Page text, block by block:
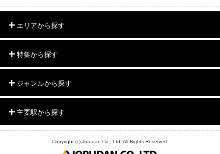
エリアから探す
特集から探す
ジャンルから探す
主要駅から探す
Copyright (c) Jorudan Co., Ltd. All Rights Reserved.